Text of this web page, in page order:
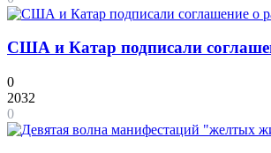
США и Катар подписали
0
2032
0